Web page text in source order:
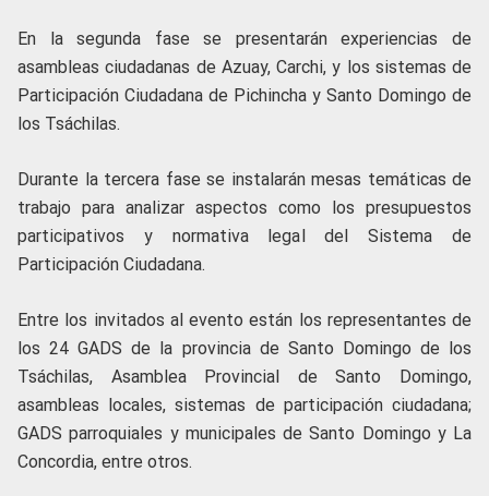
En la segunda fase se presentarán experiencias de
asambleas ciudadanas de Azuay, Carchi, y los sistemas de
Participación Ciudadana de Pichincha y Santo Domingo de
los Tsáchilas.
Durante la tercera fase se instalarán mesas temáticas de
trabajo para analizar aspectos como los presupuestos
participativos y normativa legal del Sistema de
Participación Ciudadana.
Entre los invitados al evento están los representantes de
los 24 GADS de la provincia de Santo Domingo de los
Tsáchilas, Asamblea Provincial de Santo Domingo,
asambleas locales, sistemas de participación ciudadana;
GADS parroquiales y municipales de Santo Domingo y La
Concordia, entre otros.